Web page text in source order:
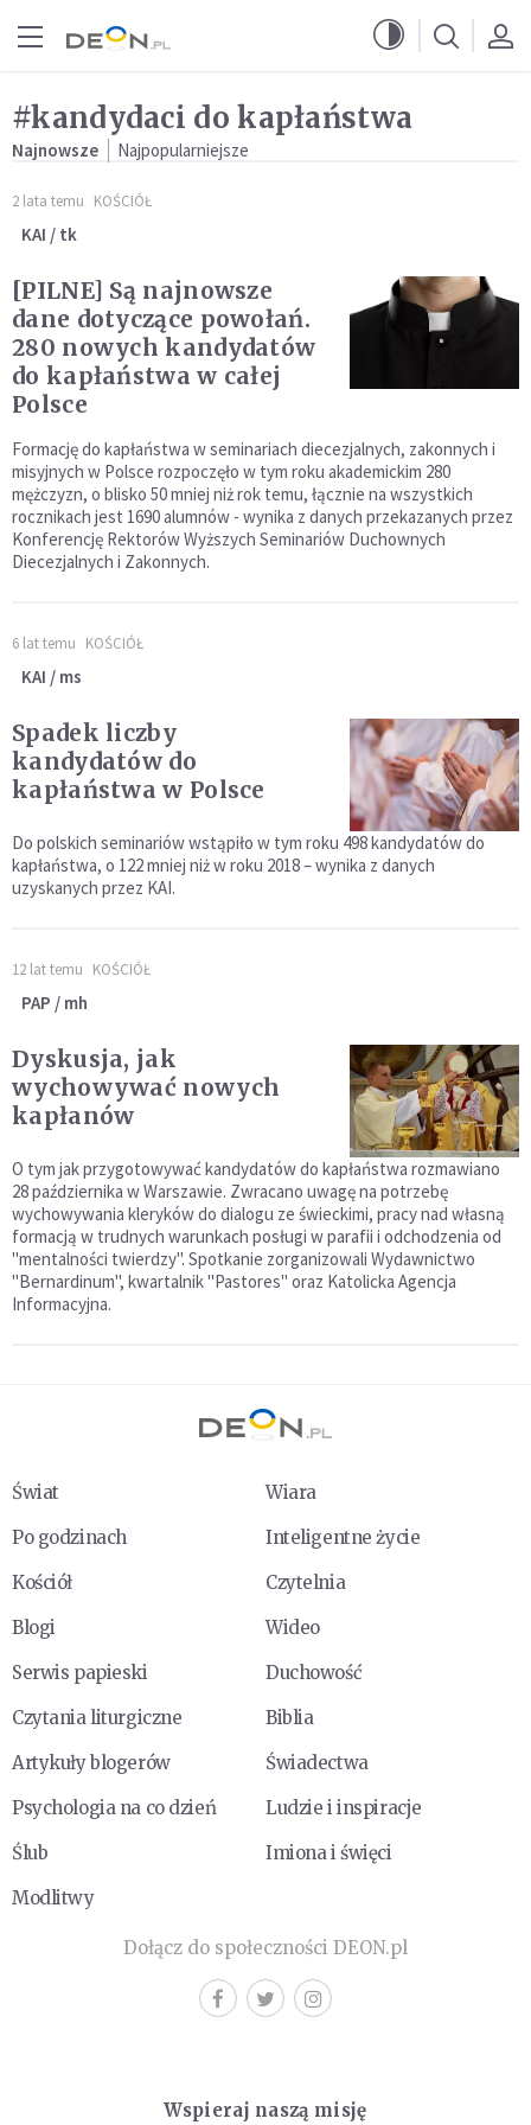
#kandydaci do kapłaństwa
Najnowsze Najpopularniejsze
2 lata temu KOŚCIÓŁ
KAI / tk
[PILNE] Są najnowsze
dane dotyczące powołań.
280 nowych kandydatów
do kapłaństwa w całej
Polsce
Formację do kapłaństwa w seminariach diecezjalnych, zakonnych i
misyjnych w Polsce rozpoczęło w tym roku akademickim 280
mężczyzn, o blisko 50 mniej niż rok temu, łącznie na wszystkich
rocznikach jest 1690 alumnów - wynika z danych przekazanych przez
Konferencję Rektorów Wyższych Seminariów Duchownych
Diecezjalnych i Zakonnych.
6 lat temu KOŚCIÓŁ
KAI / ms
Spadek liczby
kandydatów do
kapłaństwa w Polsce
Do polskich seminariów wstąpiło w tym roku 498 kandydatów do
kapłaństwa, o 122 mniej niż w roku 2018 – wynika z danych
uzyskanych przez KAI.
12 lat temu KOŚCIÓŁ
PAP / mh
Dyskusja, jak
wychowywać nowych
kapłanów
O tym jak przygotowywać kandydatów do kapłaństwa rozmawiano
28 października w Warszawie. Zwracano uwagę na potrzebę
wychowywania kleryków do dialogu ze świeckimi, pracy nad własną
formacją w trudnych warunkach posługi w parafii i odchodzenia od
"mentalności twierdzy". Spotkanie zorganizowali Wydawnictwo
"Bernardinum", kwartalnik "Pastores" oraz Katolicka Agencja
Informacyjna.
Świat
Wiara
Po godzinach
Inteligentne życie
Kościół
Czytelnia
Blogi
Wideo
Serwis papieski
Duchowość
Czytania liturgiczne
Biblia
Artykuły blogerów
Świadectwa
Psychologia na co dzień
Ludzie i inspiracje
Ślub
Imiona i święci
Modlitwy
Dołącz do społeczności DEON.pl
Wspieraj naszą misję